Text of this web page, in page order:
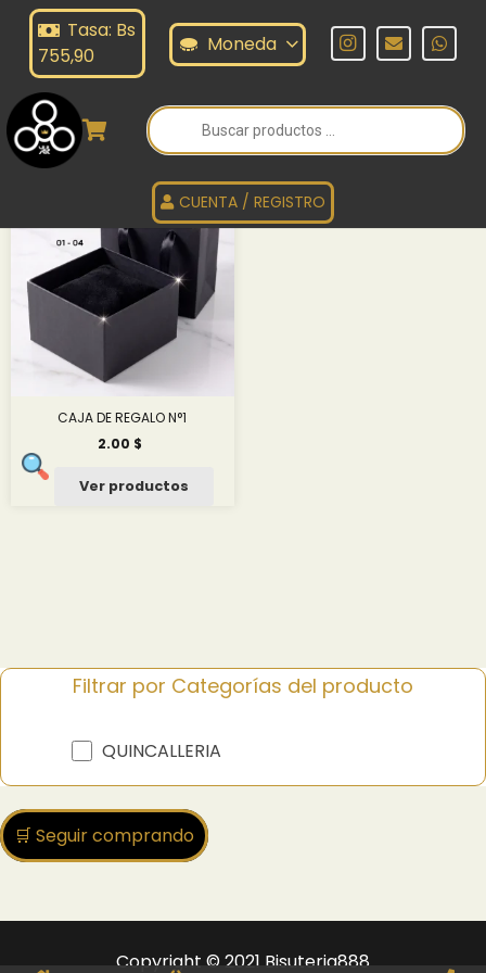
Tasa: Bs
755,90
Moneda
Búsqueda
de
productos
CUENTA / REGISTRO
HOMBRE
CAJA DE REGALO N°1
2.00 $
Ver productos
Filtrar por Categorías del producto
QUINCALLERIA
🛒 Seguir comprando
Copyright © 2021 Bisuteria888